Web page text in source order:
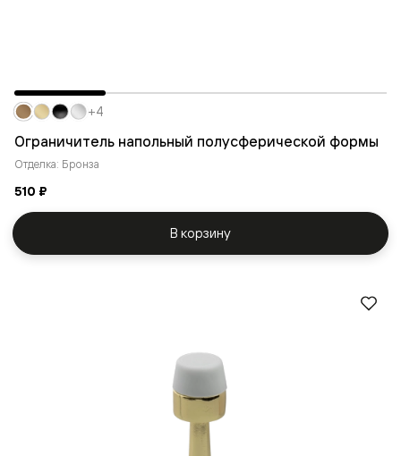
Ограничитель напольный полусферической формы
Отделка: Бронза
510 ₽
+4
В корзину